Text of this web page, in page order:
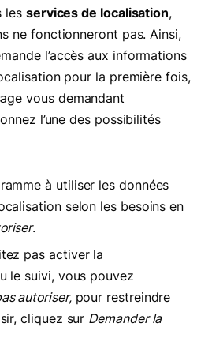
les services de localisation,
ne fonctionneront pas. Ainsi,
l’accès aux informations
pour la première fois,
vous demandant
l’une des possibilités
à utiliser les données
selon les besoins en
.
pas activer la
le suivi, vous pouvez
autoriser,pour restreindre
cliquez sur Demander la